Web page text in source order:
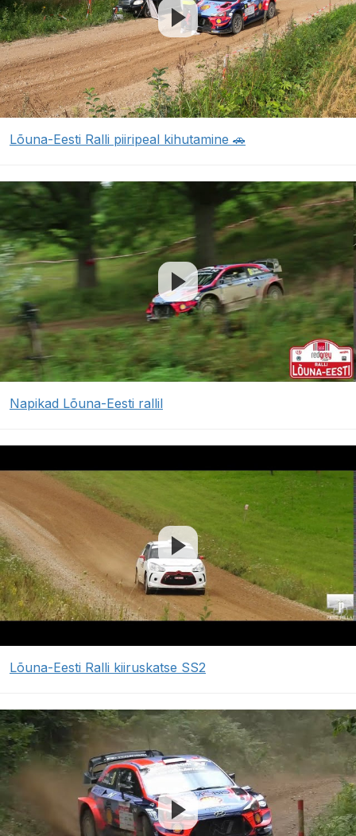
Lõuna-Eesti Ralli piiripeal kihutamine 🚗
Napikad Lõuna-Eesti rallil
Lõuna-Eesti Ralli kiiruskatse SS2